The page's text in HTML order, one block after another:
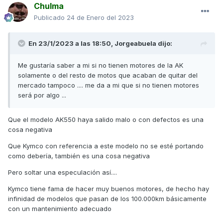
Conseguí el motor en 3231€ IVA y envío incluido, con un
año de garantía. Si le pasa algo al motor en ese año me
vez que haga revisiones al motor (tengo que hacerle el
y 10 horas de mano de obra (las que lleva ya para
desmontar el gripado y las que harán falta para montar el
nuevo y puesta a punto).
indignante porque Kymco España se ha lavado las manos y
es lo que más me duele de todo esto. Pero he decidido
repararla ya que, cada paso mal dado que de, me hacer
perder más dinero aun. Y mi intención es vender la moto
tras hacerle el rodaje al motor. Al menos podré venderla
con un motor nuevo a estrenar y con su año de garantía (la
En cuanto a tema demandar a Kymco. Estuve también con el
equipo jurídico. Pero no voy a publicar aquí el asunto al ser
Chulma
Publicado 24 de Enero del 2023
En 23/1/2023 a las 18:50, Jorgeabuela dijo:
Me gustaría saber a mi si no tienen motores de la AK
solamente o del resto de motos que acaban de quitar del
mercado tampoco .... me da a mi que si no tienen motores
será por algo ...
Que el modelo AK550 haya salido malo o con defectos es una
cosa negativa
Que Kymco con referencia a este modelo no se esté portando
como debería, también es una cosa negativa
Pero soltar una especulación así....
Kymco tiene fama de hacer muy buenos motores, de hecho hay
infinidad de modelos que pasan de los 100.000km básicamente
con un mantenimiento adecuado